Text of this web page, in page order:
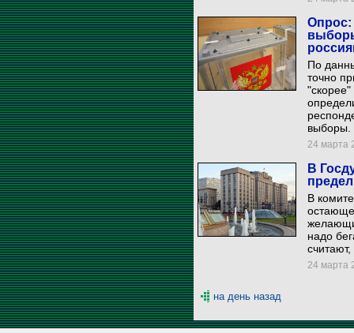
Опрос:
По
точно
"скорее"
выборы.
24 марта
В
В
надо
24 марта
на день назад